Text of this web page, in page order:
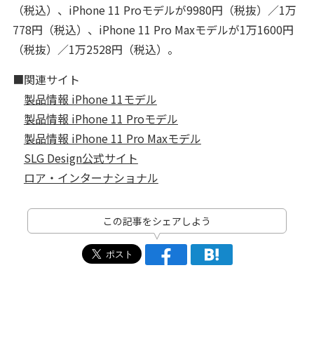
（税込）、iPhone 11 Proモデルが9980円（税抜）／1万
778円（税込）、iPhone 11 Pro Maxモデルが1万1600円
（税抜）／1万2528円（税込）。
■関連サイト
製品情報 iPhone 11モデル
製品情報 iPhone 11 Proモデル
製品情報 iPhone 11 Pro Maxモデル
SLG Design公式サイト
ロア・インターナショナル
この記事をシェアしよう